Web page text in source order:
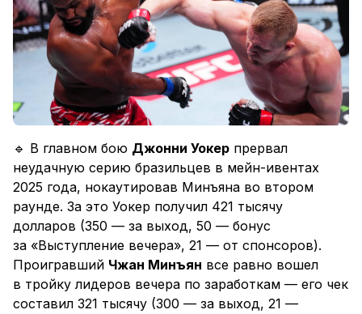
🔹 В главном бою Джонни Уокер прервал
неудачную серию бразильцев в мейн-ивентах
2025 года, нокаутировав Минъяна во втором
раунде. За это Уокер получил 421 тысячу
долларов (350 — за выход, 50 — бонус
за «Выступление вечера», 21 — от спонсоров).
Проигравший Чжан Минъян все равно вошел
в тройку лидеров вечера по заработкам — его чек
составил 321 тысячу (300 — за выход, 21 —